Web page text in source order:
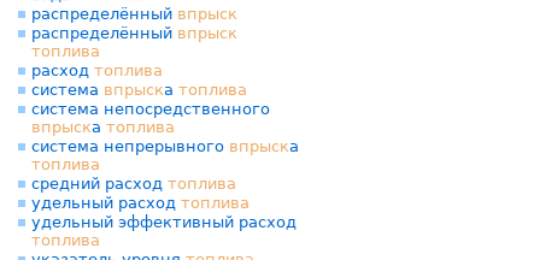
распределённый впрыск
распределённый впрыск
топлива
расход топлива
система впрыска топлива
система непосредственного
впрыска топлива
система непрерывного впрыска
топлива
средний расход топлива
удельный расход топлива
удельный эффективный расход
топлива